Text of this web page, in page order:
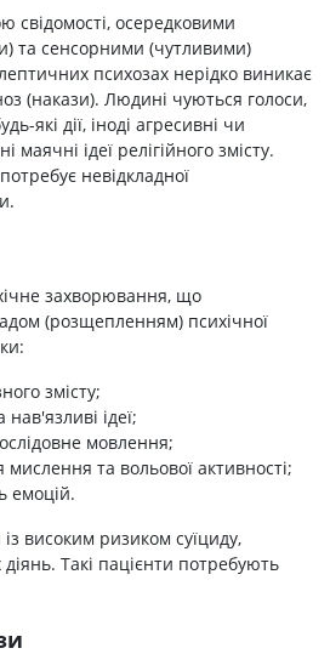
свідомості, осередковими
та сенсорними (чутливими)
психозах нерідко виникає
(накази). Людині чуються голоси,
які дії, іноді агресивні чи
маячні ідеї релігійного змісту.
невідкладної
захворювання, що
(розщепленням) психічної
змісту;
ідеї;
мовлення;
мислення та вольової активності;
емоцій.
високим ризиком суїциду,
Такі пацієнти потребують